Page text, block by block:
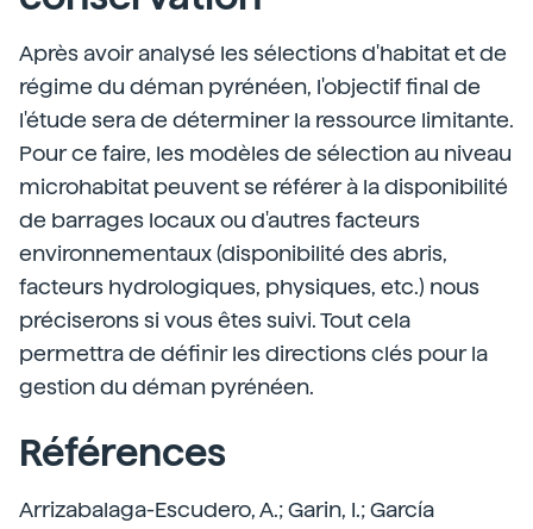
Après avoir analysé les sélections d'habitat et de
régime du déman pyrénéen, l'objectif final de
l'étude sera de déterminer la ressource limitante.
Pour ce faire, les modèles de sélection au niveau
microhabitat peuvent se référer à la disponibilité
de barrages locaux ou d'autres facteurs
environnementaux (disponibilité des abris,
facteurs hydrologiques, physiques, etc.) nous
préciserons si vous êtes suivi. Tout cela
permettra de définir les directions clés pour la
gestion du déman pyrénéen.
Références
Arrizabalaga-Escudero, A.; Garin, I.; García